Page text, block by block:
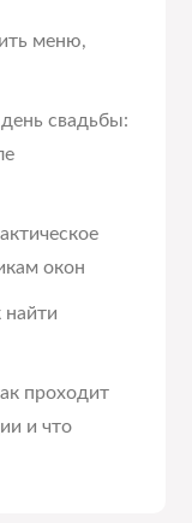
меню,
свадьбы:
окон
проходит
и что